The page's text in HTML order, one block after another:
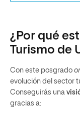
¿Por qué
Turismo de
Con este posgrado
evolución del sector
Conseguirás una
gracias a: